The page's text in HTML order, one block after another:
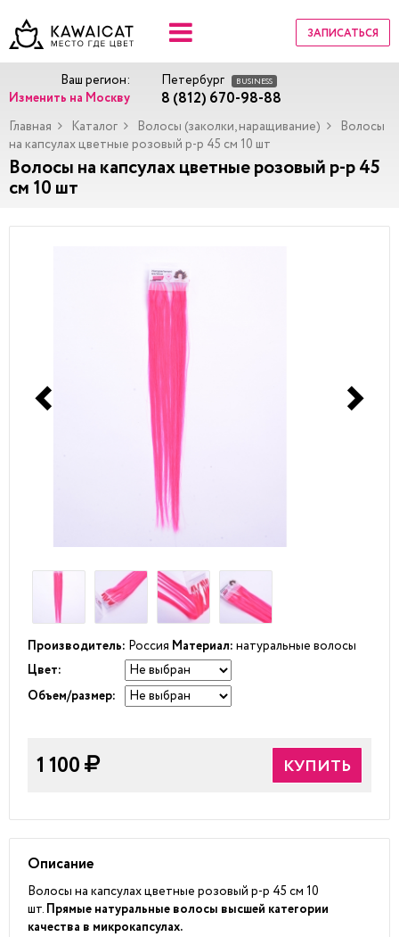
ЗАПИСАТЬСЯ
Ваш регион:
Изменить на Москву
Петербург BUSINESS
8 (812) 670-98-88
Главная Каталог Волосы (заколки, наращивание)
Волосы
на капсулах цветные розовый р-р 45 см 10 шт
Волосы на капсулах цветные розовый р-р 45
см 10 шт
Производитель: Россия Материал: натуральные волосы
Цвет:
Объем/размер:
1 100 КУПИТЬ
Описание
Волосы на капсулах цветные розовый р-р 45 см 10
шт. Прямые натуральные волосы высшей категории
качества в микрокапсулах.